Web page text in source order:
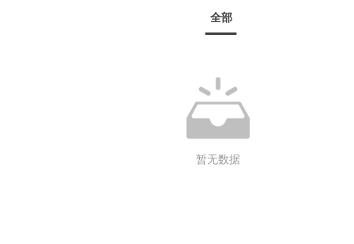
全部
暂无数据